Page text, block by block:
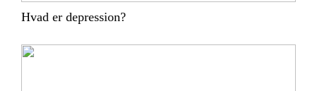
Hvad er depression?